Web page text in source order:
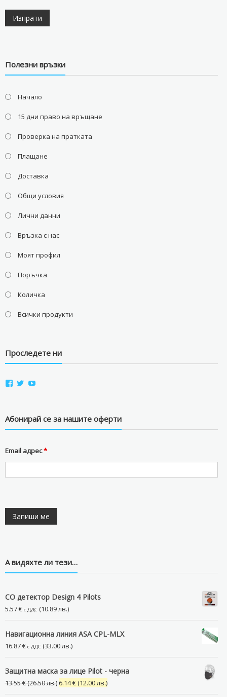
Полезни връзки
Начало
15 дни право на връщане
Проверка на пратката
Плащане
Доставка
Общи условия
Лични данни
Връзка с нас
Моят профил
Поръчка
Количка
Всички продукти
Проследете ни
View
Facebook
View
Twitter
View
YouTube
Абонирай се за нашите оферти
Email адрес*
А видяхте ли тези…
CO детектор Design 4 Pilots
5.57€ с ДДС (10.89 лв.)
Навигационна линия ASA CPL-MLX
16.87€ с ДДС (33.00 лв.)
Защитна маска за лице Pilot - черна
13.55€(26.50 лв.) Original
6.14€(12.00 лв.)Текущата